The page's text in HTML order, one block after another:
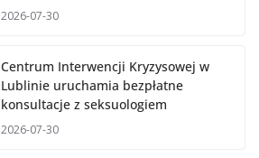
2026-07-30
Centrum Interwencji Kryzysowej w
Lublinie uruchamia bezpłatne
konsultacje z seksuologiem
2026-07-30